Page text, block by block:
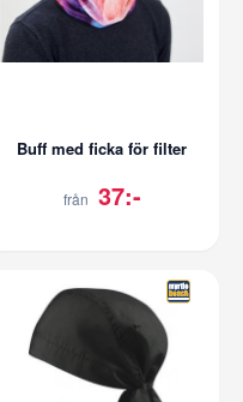
Buff med ficka för filter
från 37:-